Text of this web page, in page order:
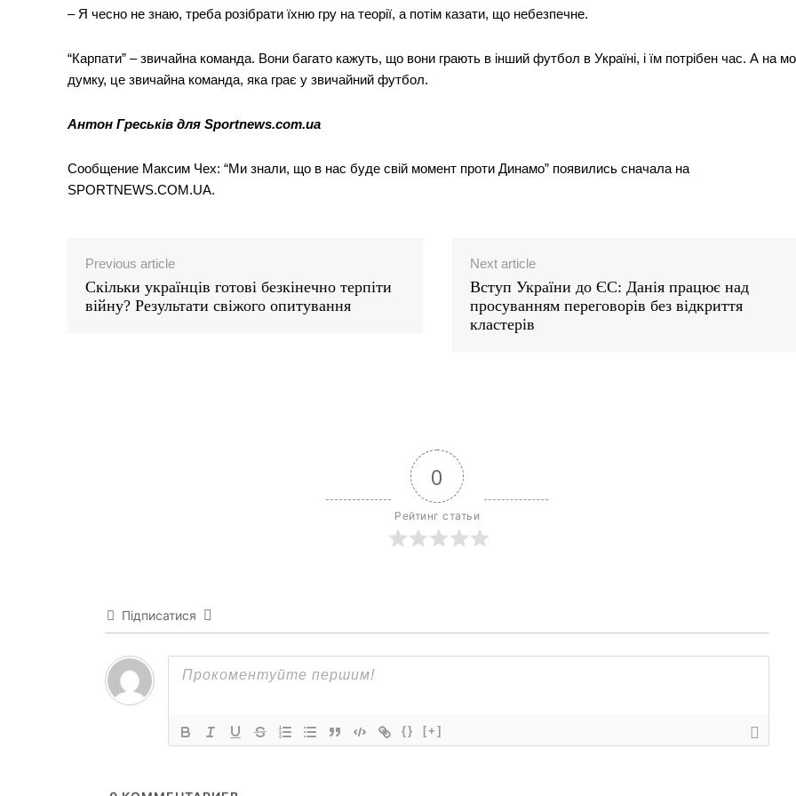
– Я чесно не знаю, треба розібрати їхню гру на теорії, а потім казати, що небезпечне.
“Карпати” – звичайна команда. Вони багато кажуть, що вони грають в інший футбол в Україні, і їм потрібен час. А на
думку, це звичайна команда, яка грає у звичайний футбол.
Антон Греськів для Sportnews.com.ua
Сообщение Максим Чех: “Ми знали, що в нас буде свій момент проти Динамо” появились сначала на
SPORTNEWS.COM.UA.
Previous article
Скільки українців готові безкінечно терпіти
війну? Результати свіжого опитування
Next article
Вступ України до ЄС: Данія працює над
просуванням переговорів без відкриття
кластерів
0
Рейтинг статьи
Підписатися
{} [+]